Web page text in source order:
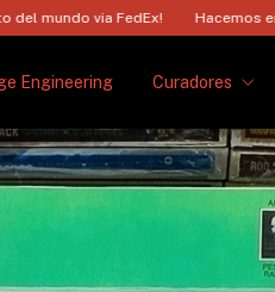
FedEx! Hacemos envios a todo
Engineering Curadores